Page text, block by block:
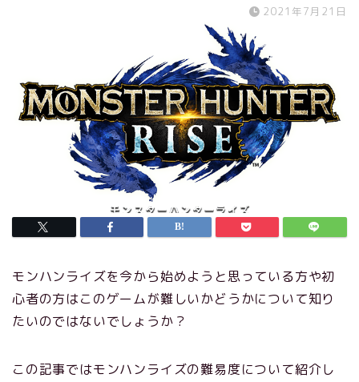
2021年7月21日
モンハンライズを今から始めようと思っている方や初
心者の方はこのゲームが難しいかどうかについて知り
たいのではないでしょうか？
この記事ではモンハンライズの難易度について紹介し